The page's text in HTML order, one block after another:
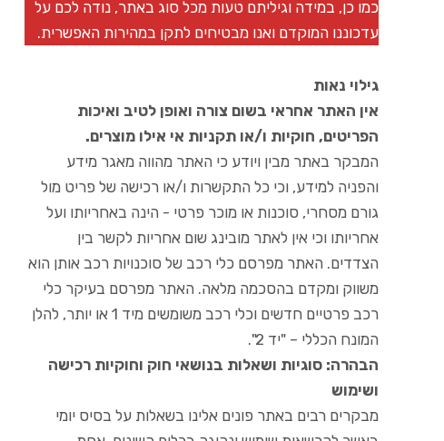
כמו כן, במידה וגיליתם טעות מכל סוג באתר, נודה לכם על
עדכוננו המוקדם ואנו מבטיחים לתקן במהירות האפשרית.
גילוי נאות
אין האתר אחראי בשום צורה ואופן לטיב ואיכות
הפריטים, חוקיות ו/או תקניות אי אילו מוצרים.
המבקר באתר מבין ויודע כי האתר מהווה מאגר מידע
והפניה למידע, וכי כל התקשרות ו/או רכישה של פריט מול
גורם מסחרי, סוכנות או מוכר פרטי - הינה באחריותו ועל
אחריותו וכי אין לאתר מובינג שום אחריות לקשר בין
הצדדים. האתר מפרסם כלי רכב של סוכנויות רכב אותן הוא
משווק ומקדם בהסכמה מלאה. האתר מפרסם בעיקר כלי
רכב פרטיים חדשים וכלי רכב משומשים מיד 1 או יותר, להלן
המונח הכללי – "יד 2".
הבהרה: סוגיות ושאלות בנושאי חוק וחוקיות רכישה
ושימוש
מבקרים רבים באתר פונים אלינו בשאלות על בסיס יומי